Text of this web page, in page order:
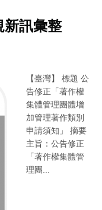
新訊彙整
【臺灣】 標題 公
告修正「著作權
集體管理團體增
加管理著作類別
申請須知」 摘要
主旨：公告修正
「著作權集體管
理團...